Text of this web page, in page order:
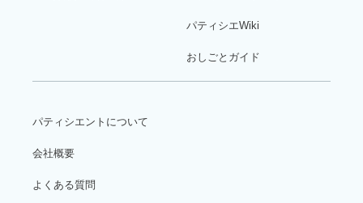
パティシエWiki
おしごとガイド
パティシエントについて
会社概要
よくある質問